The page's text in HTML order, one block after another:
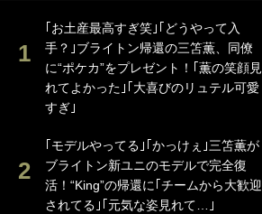
｢お土産最高すぎ笑｣｢どうやって入
手？｣ブライトン帰還の三笘薫、同僚
に“ポケカ”をプレゼント！｢薫の笑顔見
れてよかった｣｢大喜びのリュテル可愛
すぎ｣
｢モデルやってる｣｢かっけぇ｣三笘薫が
ブライトン新ユニのモデルで完全復
活！“King”の帰還に｢チームから大歓迎
されてる｣｢元気な姿見れて…｣